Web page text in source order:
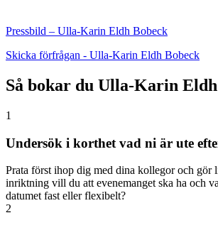
Pressbild – Ulla-Karin Eldh Bobeck
Skicka förfrågan - Ulla-Karin Eldh Bobeck
Så bokar du Ulla-Karin
1
Undersök i korthet vad ni är ute
Prata först ihop dig med dina kollegor och gör
inriktning vill du att evenemanget ska ha och
datumet fast eller flexibelt?
2